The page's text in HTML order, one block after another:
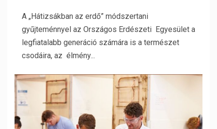
A „Hátizsákban az erdő” módszertani
gyűjteménnyel az Országos Erdészeti Egyesület a
legfiatalabb generáció számára is a természet
csodáira, az élmény...